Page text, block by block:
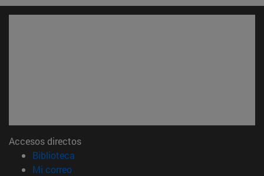
Accesos directos
Biblioteca
Mi correo(abre en nueva ventana)